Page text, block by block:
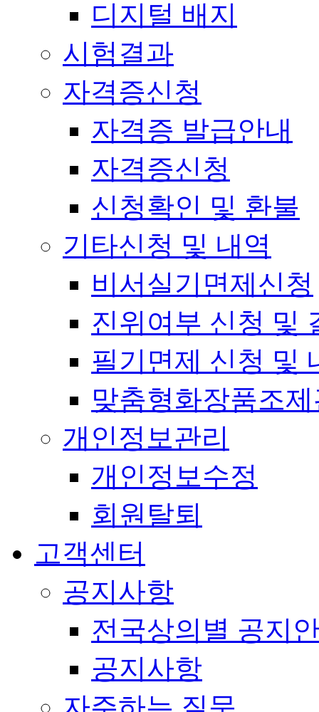
디지털 배지
시험결과
자격증신청
자격증 발급안내
자격증신청
신청확인 및 환불
기타신청 및 내역
비서실기면제신청
진위여부 신청 및
필기면제 신청 및
맞춤형화장품조
개인정보관리
개인정보수정
회원탈퇴
고객센터
공지사항
전국상의별 공지
공지사항